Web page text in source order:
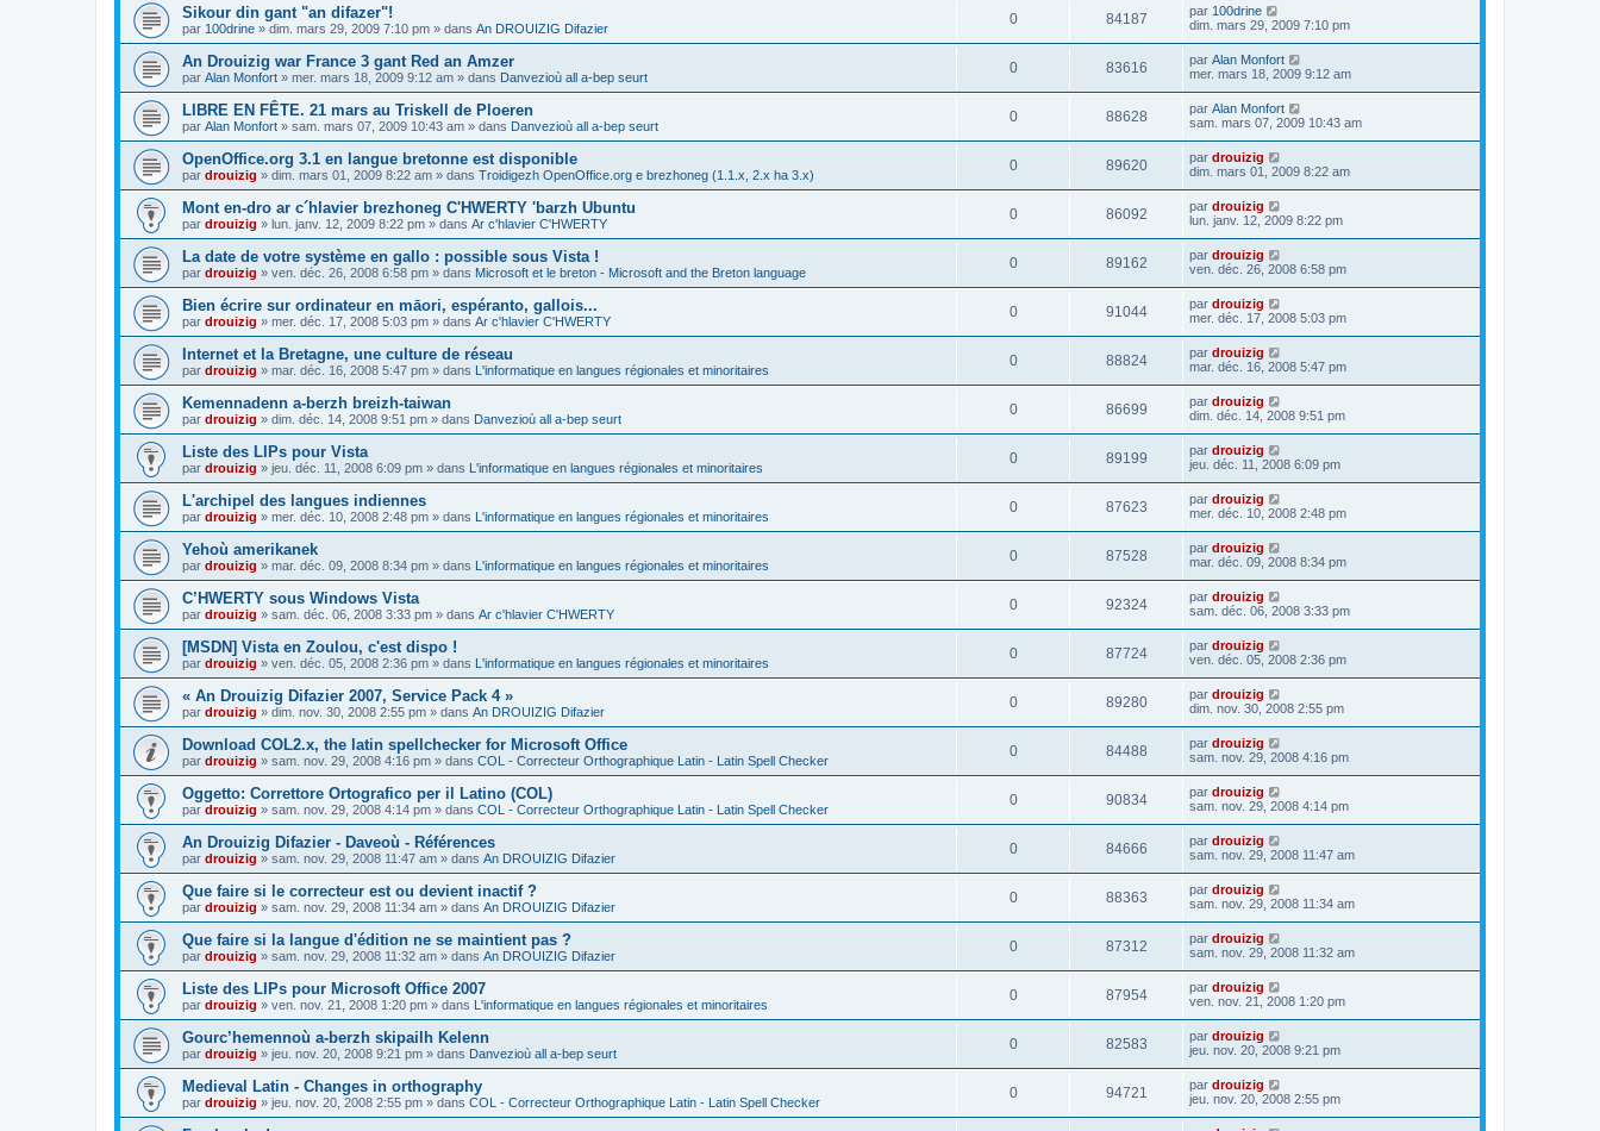
Sikour din gant "an difazer"!
par 100drine » dim. mars 29, 2009 7:10 pm » dans An DROUIZIG Difazier
0 84187 par 100drine
dim. mars 29, 2009 7:10 pm
An Drouizig war France 3 gant Red an Amzer
par Alan Monfort » mer. mars 18, 2009 9:12 am » dans Danvezioù all a-bep seurt
0 83616 par Alan Monfort
mer. mars 18, 2009 9:12 am
LIBRE EN FÊTE. 21 mars au Triskell de Ploeren
par Alan Monfort » sam. mars 07, 2009 10:43 am » dans Danvezioù all a-bep seurt
0 88628 par Alan Monfort
sam. mars 07, 2009 10:43 am
OpenOffice.org 3.1 en langue bretonne est disponible
par drouizig » dim. mars 01, 2009 8:22 am » dans Troidigezh OpenOffice.org e brezhoneg (1.1.x, 2.x ha 3.x)
0 89620 par drouizig
dim. mars 01, 2009 8:22 am
Mont en-dro ar c´hlavier brezhoneg C'HWERTY 'barzh Ubuntu
par drouizig » lun. janv. 12, 2009 8:22 pm » dans Ar c'hlavier C'HWERTY
0 86092 par drouizig
lun. janv. 12, 2009 8:22 pm
La date de votre système en gallo : possible sous Vista !
par drouizig » ven. déc. 26, 2008 6:58 pm » dans Microsoft et le breton - Microsoft and the Breton language
0 89162 par drouizig
ven. déc. 26, 2008 6:58 pm
Bien écrire sur ordinateur en māori, espéranto, gallois...
par drouizig » mer. déc. 17, 2008 5:03 pm » dans Ar c'hlavier C'HWERTY
0 91044 par drouizig
mer. déc. 17, 2008 5:03 pm
Internet et la Bretagne, une culture de réseau
par drouizig » mar. déc. 16, 2008 5:47 pm » dans L'informatique en langues régionales et minoritaires
0 88824 par drouizig
mar. déc. 16, 2008 5:47 pm
Kemennadenn a-berzh breizh-taiwan
par drouizig » dim. déc. 14, 2008 9:51 pm » dans Danvezioù all a-bep seurt
0 86699 par drouizig
dim. déc. 14, 2008 9:51 pm
Liste des LIPs pour Vista
par drouizig » jeu. déc. 11, 2008 6:09 pm » dans L'informatique en langues régionales et minoritaires
0 89199 par drouizig
jeu. déc. 11, 2008 6:09 pm
L'archipel des langues indiennes
par drouizig » mer. déc. 10, 2008 2:48 pm » dans L'informatique en langues régionales et minoritaires
0 87623 par drouizig
mer. déc. 10, 2008 2:48 pm
Yehoù amerikanek
par drouizig » mar. déc. 09, 2008 8:34 pm » dans L'informatique en langues régionales et minoritaires
0 87528 par drouizig
mar. déc. 09, 2008 8:34 pm
C’HWERTY sous Windows Vista
par drouizig » sam. déc. 06, 2008 3:33 pm » dans Ar c'hlavier C'HWERTY
0 92324 par drouizig
sam. déc. 06, 2008 3:33 pm
[MSDN] Vista en Zoulou, c'est dispo !
par drouizig » ven. déc. 05, 2008 2:36 pm » dans L'informatique en langues régionales et minoritaires
0 87724 par drouizig
ven. déc. 05, 2008 2:36 pm
« An Drouizig Difazier 2007, Service Pack 4 »
par drouizig » dim. nov. 30, 2008 2:55 pm » dans An DROUIZIG Difazier
0 89280 par drouizig
dim. nov. 30, 2008 2:55 pm
Download COL2.x, the latin spellchecker for Microsoft Office
par drouizig » sam. nov. 29, 2008 4:16 pm » dans COL - Correcteur Orthographique Latin - Latin Spell Checker
0 84488 par drouizig
sam. nov. 29, 2008 4:16 pm
Oggetto: Correttore Ortografico per il Latino (COL)
par drouizig » sam. nov. 29, 2008 4:14 pm » dans COL - Correcteur Orthographique Latin - Latin Spell Checker
0 90834 par drouizig
sam. nov. 29, 2008 4:14 pm
An Drouizig Difazier - Daveoù - Références
par drouizig » sam. nov. 29, 2008 11:47 am » dans An DROUIZIG Difazier
0 84666 par drouizig
sam. nov. 29, 2008 11:47 am
Que faire si le correcteur est ou devient inactif ?
par drouizig » sam. nov. 29, 2008 11:34 am » dans An DROUIZIG Difazier
0 88363 par drouizig
sam. nov. 29, 2008 11:34 am
Que faire si la langue d'édition ne se maintient pas ?
par drouizig » sam. nov. 29, 2008 11:32 am » dans An DROUIZIG Difazier
0 87312 par drouizig
sam. nov. 29, 2008 11:32 am
Liste des LIPs pour Microsoft Office 2007
par drouizig » ven. nov. 21, 2008 1:20 pm » dans L'informatique en langues régionales et minoritaires
0 87954 par drouizig
ven. nov. 21, 2008 1:20 pm
Gourc’hemennoù a-berzh skipailh Kelenn
par drouizig » jeu. nov. 20, 2008 9:21 pm » dans Danvezioù all a-bep seurt
0 82583 par drouizig
jeu. nov. 20, 2008 9:21 pm
Medieval Latin - Changes in orthography
par drouizig » jeu. nov. 20, 2008 2:55 pm » dans COL - Correcteur Orthographique Latin - Latin Spell Checker
0 94721 par drouizig
jeu. nov. 20, 2008 2:55 pm